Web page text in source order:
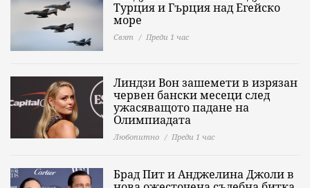
Турция и Гърция над Егейско
море
Свят Преди 1 час
Линдзи Вон зашемети в изрязан
червен бански месеци след
ужасяващото падане на
Олимпиадата
Любопитно Преди 1 час
Брад Пит и Анджелина Джоли в